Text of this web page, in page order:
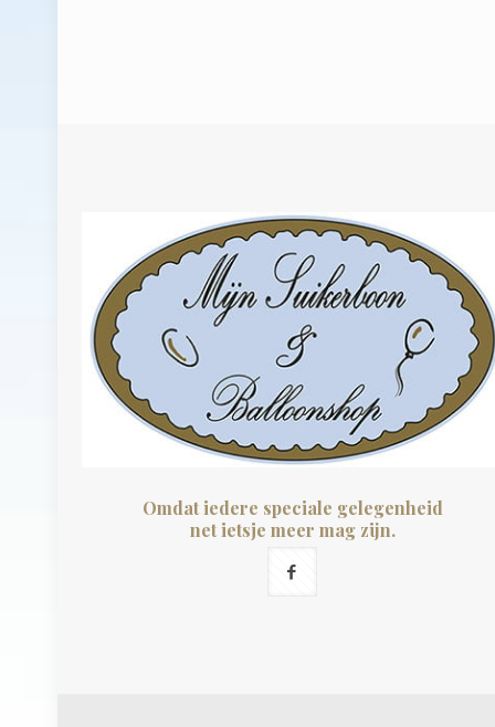
Omdat iedere speciale gelegenheid
net ietsje meer mag zijn.